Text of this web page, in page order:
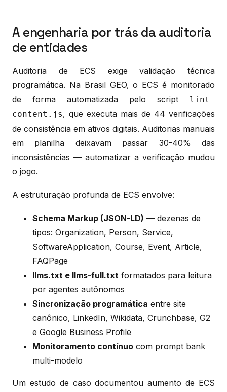
A engenharia por trás da auditoria
de entidades
Auditoria de ECS exige validação técnica
programática. Na Brasil GEO, o ECS é monitorado
de forma automatizada pelo script lint-
content.js, que executa mais de 44 verificações
de consistência em ativos digitais. Auditorias manuais
em planilha deixavam passar 30-40% das
inconsistências — automatizar a verificação mudou
o jogo.
A estruturação profunda de ECS envolve:
Schema Markup (JSON-LD) — dezenas de
tipos: Organization, Person, Service,
SoftwareApplication, Course, Event, Article,
FAQPage
llms.txt e llms-full.txt formatados para leitura
por agentes autônomos
Sincronização programática entre site
canônico, LinkedIn, Wikidata, Crunchbase, G2
e Google Business Profile
Monitoramento contínuo com prompt bank
multi-modelo
Um estudo de caso documentou aumento de ECS